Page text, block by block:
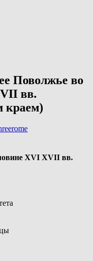
Поволжье во
вв.
краем)